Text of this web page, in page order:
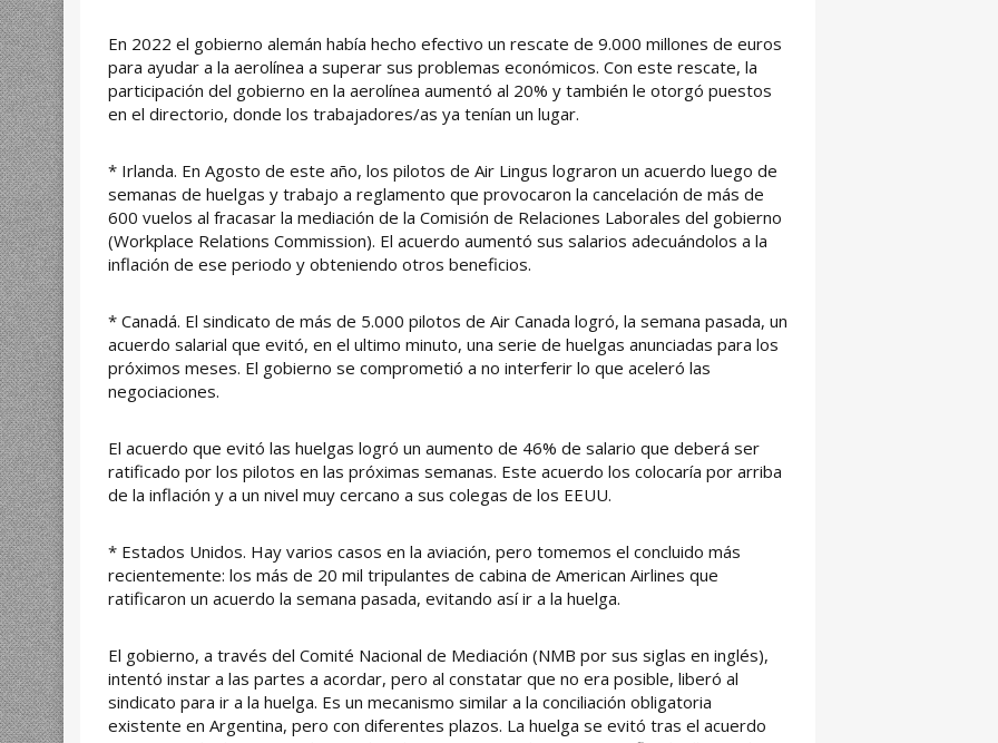
En 2022 el gobierno alemán había hecho efectivo un rescate de 9.000 millones de euros
para ayudar a la aerolínea a superar sus problemas económicos. Con este rescate, la
participación del gobierno en la aerolínea aumentó al 20% y también le otorgó puestos
en el directorio, donde los trabajadores/as ya tenían un lugar.
* Irlanda. En Agosto de este año, los pilotos de Air Lingus lograron un acuerdo luego de
semanas de huelgas y trabajo a reglamento que provocaron la cancelación de más de
600 vuelos al fracasar la mediación de la Comisión de Relaciones Laborales del gobierno
(Workplace Relations Commission). El acuerdo aumentó sus salarios adecuándolos a la
inflación de ese periodo y obteniendo otros beneficios.
* Canadá. El sindicato de más de 5.000 pilotos de Air Canada logró, la semana pasada, un
acuerdo salarial que evitó, en el ultimo minuto, una serie de huelgas anunciadas para los
próximos meses. El gobierno se comprometió a no interferir lo que aceleró las
negociaciones.
El acuerdo que evitó las huelgas logró un aumento de 46% de salario que deberá ser
ratificado por los pilotos en las próximas semanas. Este acuerdo los colocaría por arriba
de la inflación y a un nivel muy cercano a sus colegas de los EEUU.
* Estados Unidos. Hay varios casos en la aviación, pero tomemos el concluido más
recientemente: los más de 20 mil tripulantes de cabina de American Airlines que
ratificaron un acuerdo la semana pasada, evitando así ir a la huelga.
El gobierno, a través del Comité Nacional de Mediación (NMB por sus siglas en inglés),
intentó instar a las partes a acordar, pero al constatar que no era posible, liberó al
sindicato para ir a la huelga. Es un mecanismo similar a la conciliación obligatoria
existente en Argentina, pero con diferentes plazos. La huelga se evitó tras el acuerdo